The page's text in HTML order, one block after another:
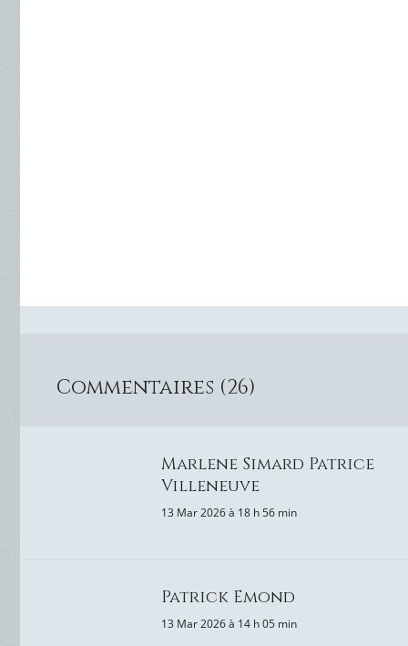
Commentaires (26)
Marlene Simard Patrice
Villeneuve
13 Mar 2026 à 18 h 56 min
Patrick Emond
13 Mar 2026 à 14 h 05 min